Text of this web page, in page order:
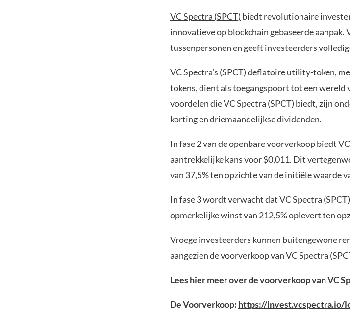
VC Spectra (SPCT) biedt revolutionaire
innovatieve op blockchain gebaseerde aanpak.
tussenpersonen en geeft investeerders
VC Spectra’s (SPCT) deflatoire utility-token,
tokens, dient als toegangspoort tot een wereld
voordelen die VC Spectra (SPCT) biedt, zijn
korting en driemaandelijkse dividenden.
In fase 2 van de openbare voorverkoop biedt
aantrekkelijke kans voor $0,011. Dit
van 37,5% ten opzichte van de initiële waarde
In fase 3 wordt verwacht dat VC Spectra
opmerkelijke winst van 212,5% oplevert ten
Vroege investeerders kunnen buitengewone
aangezien de voorverkoop van VC Spectra
Lees hier meer over de voorverkoop van VC
De Voorverkoop: https://invest.vcspectra.io/